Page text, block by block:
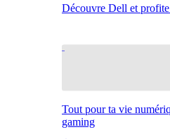
Découvre Dell et
Tout pour ta vie
gaming